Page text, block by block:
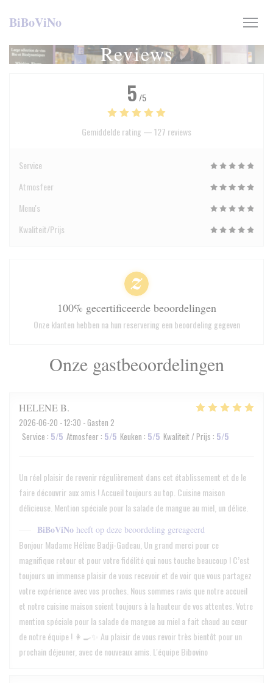
BiBoViNo
Reviews
Onze gastbeoordelingen
HELENEB
2026-06-20 - 12:30 - Gasten 2
Service : 5/5 Atmosfeer : 5/5 Keuken : 5/5 Kwaliteit / Prijs : 5/5
Un réel plaisir de revenir régulièrement dans cet établissement et de le
faire découvrir aux amis ! Accueil toujours au top. Cuisine maison
délicieuse. Mention spéciale pour la salade de mangue au miel, un délice.
BiBoViNo heeft op deze beoordeling gereageerd
Bonjour Madame Hélène Badji-Gadeau, Un grand merci pour ce
magnifique retour et pour votre fidélité qui nous touche beaucoup ! C’est
toujours un immense plaisir de vous recevoir et de voir que vous partagez
votre expérience avec vos proches. Nous sommes ravis que notre accueil
et notre cuisine maison soient toujours à la hauteur de vos attentes. Votre
mention spéciale pour la salade de mangue au miel a fait chaud au cœur
de notre équipe ! 👩‍🍳✨ Au plaisir de vous revoir très bientôt pour un
prochain déjeuner, avec de nouveaux amis. L'équipe Bibovino
5 /5
Gemiddelde rating —127 reviews
Service
Atmosfeer
Menu's
Kwaliteit/Prijs
100% gecertificeerde beoordelingen
Onze klanten hebben na hun reservering een beoordeling gegeven